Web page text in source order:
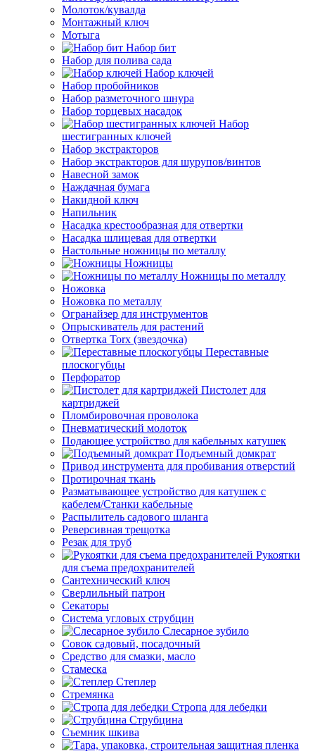
Молоток/кувалда
Монтажный ключ
Мотыга
Набор бит
Набор для полива сада
Набор ключей
Набор пробойников
Набор разметочного шнура
Набор торцевых насадок
Набор
шестигранных ключей
Набор экстракторов
Набор экстракторов для шурупов/винтов
Навесной замок
Наждачная бумага
Накидной ключ
Напильник
Насадка крестообразная для отвертки
Насадка шлицевая для отвертки
Настольные ножницы по металлу
Ножницы
Ножницы по металлу
Ножовка
Ножовка по металлу
Огранайзер для инструментов
Опрыскиватель для растений
Отвертка Torx (звездочка)
Переставные
плоскогубцы
Перфоратор
Пистолет для
картриджей
Пломбировочная проволока
Пневматический молоток
Подающее устройство для кабельных катушек
Подъемный домкрат
Привод инструмента для пробивания отверстий
Протирочная ткань
Разматывающее устройство для катушек с
кабелем/Станки кабельные
Распылитель садового шланга
Реверсивная трещотка
Резак для труб
Рукоятки
для съема предохранителей
Сантехнический ключ
Сверлильный патрон
Секаторы
Система угловых струбцин
Слесарное зубило
Совок садовый, посадочный
Средство для смазки, масло
Стамеска
Степлер
Стремянка
Стропа для лебедки
Струбцина
Съемник шкива